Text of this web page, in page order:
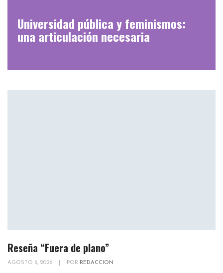
Universidad pública y feminismos:
una articulación necesaria
Reseña “Fuera de plano”
AGOSTO 6, 2026 POR REDACCION